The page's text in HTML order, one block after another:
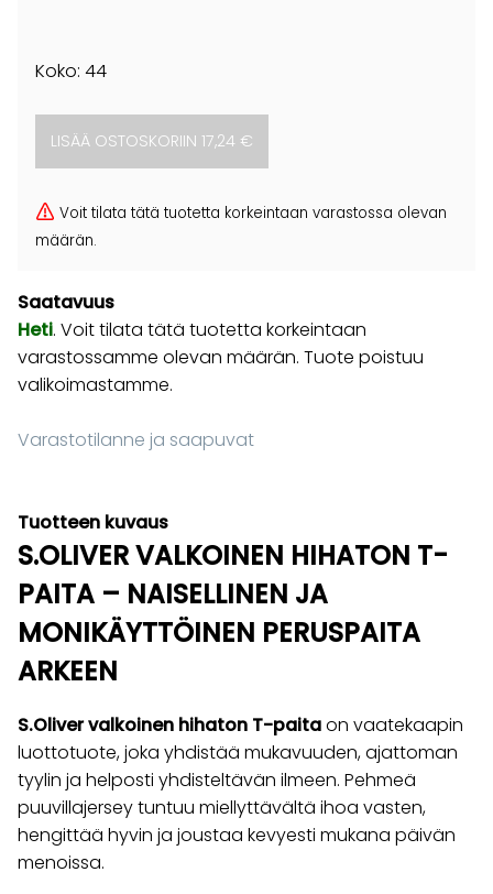
Koko: 44
Voit tilata tätä tuotetta korkeintaan varastossa olevan
määrän.
Saatavuus
Heti. Voit tilata tätä tuotetta korkeintaan
varastossamme olevan määrän. Tuote poistuu
valikoimastamme.
Varastotilanne ja saapuvat
Tuotteen kuvaus
S.OLIVER VALKOINEN HIHATON T-
PAITA – NAISELLINEN JA
MONIKÄYTTÖINEN PERUSPAITA
ARKEEN
S.Oliver valkoinen hihaton T-paitaon vaatekaapin
luottotuote, joka yhdistää mukavuuden, ajattoman
tyylin ja helposti yhdisteltävän ilmeen. Pehmeä
puuvillajersey tuntuu miellyttävältä ihoa vasten,
hengittää hyvin ja joustaa kevyesti mukana päivän
menoissa.